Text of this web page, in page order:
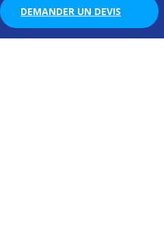
DEMANDER UN DEVIS